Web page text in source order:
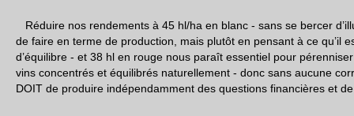
Réduire nos rendements à 45 hl/ha en blanc - sans se bercer
de faire en terme de production, mais plutôt en pensant à ce qu’il
d’équilibre - et 38 hl en rouge nous paraît essentiel pour
vins concentrés et équilibrés naturellement - donc sans aucune
DOIT de produire indépendamment des questions financières et